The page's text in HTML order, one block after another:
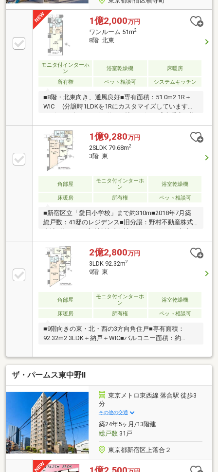
1億2,000万円
ワンルーム 51m2
8階 北東
モニタ付インターホ
ン
浴室乾燥機 床暖房
所有権 ペット相談可 システムキッチン
■8階・北東向き、通風良好■専有面積：51.0m2 1R＋
WIC (分譲時1LDKを1Rにカスタマイズしています）■
層ガラス、二重床、二重天井)■コンクリート打ちっぱ
なし風のクロスでモダンな内装になっています■ウォ
ークインクロ―ゼット、物入、収納豊富■カウンター付
きキッチン：約3.2帖 (ディスポーザー、浄水器、
食洗機、食器棚：分譲時オプション)■ゆったり浴室：
1.4m×1.8m (追焚、浴室暖房乾燥機）
1億9,280万円
2SLDK 79.68m2
3階 東
角部屋
モニタ付インターホ
ン
浴室乾燥機
床暖房 所有権 ペット相談可
■新宿区立「愛日小学校」まで約310m■2018年7月築
総戸数：41邸のレジデンス■旧分譲：野村不動産株式
設計■共用部：ノーブルラウンジ、ワーキングラウン
ジ ■管理は安心の、管理会社に全部委託：野村不動
産パートナーズ株式会社■充実したセキュリティシス
テム■ハンズフリーシステム「ラクセス」「iEL
Zero」 ラクセスキーをポケットやカバンの中に入れ
たまま、 玄関ドア外側のグリップのボタンを押すだ
けで施開錠可能
2億2,800万円
3LDK 92.32m2
9階 東
角部屋
モニタ付インターホ
ン
浴室乾燥機
床暖房 所有権 ペット相談可
■9階向きの東・北・西の3方向角住戸■専有面積：
92.32m2 3LDK＋納戸＋WIC■バルコニー面積：約
3.00m2）■リビングダイニング：約18帖 (TES式床
暖房、複層ガラス、二重床、二重天井)■納戸、ウォー
クインクロ―ゼット、収納豊富■カウンター付きキッチ
ン：約3.3帖 (ディスポーザー、浄水器、食洗機)■
追焚、浴室暖房乾燥機■温水洗浄暖房便座
ザ・パームス東中野Ⅱ
東京メトロ東西線 落合駅 徒歩3
分
その他の交通
築24年5ヶ月/13階建
総戸数31戸
東京都新宿区上落合２